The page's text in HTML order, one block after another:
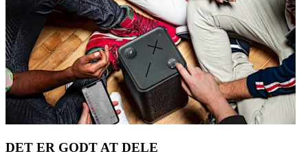
DET ER GODT AT DELE